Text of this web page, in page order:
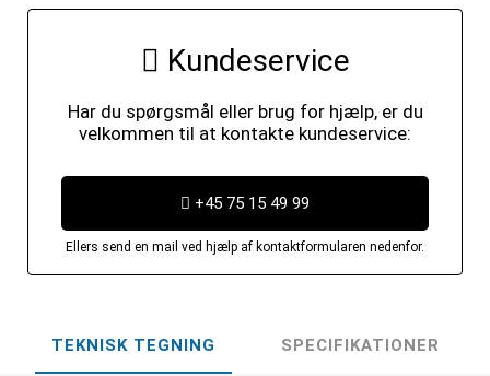
Kundeservice
Har du spørgsmål eller brug for hjælp, er du
velkommen til at kontakte kundeservice:
+45 75 15 49 99
Ellers send en mail ved hjælp af kontaktformularen nedenfor.
TEKNISK TEGNING SPECIFIKATIONER